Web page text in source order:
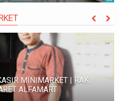
MORE
MINIMARKET | RAK
ALFAMART